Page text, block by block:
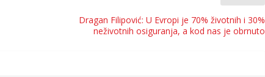
Dragan Filipović: U Evropi je 70% životnih i 30%
neživotnih osiguranja, a kod nas je obrnuto